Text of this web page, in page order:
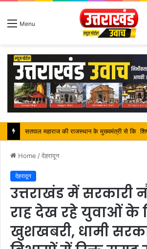
Menu
Home /देहरादून
देहरादून
उत्तराखंड में सरकारी
राह देख रहे युवाओं के
खुशखबरी, धामी